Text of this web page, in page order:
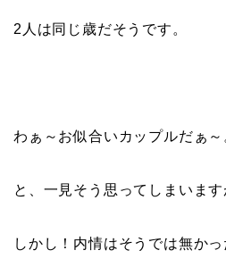
2人は同じ歳だそうです。
わぁ～お似合いカップルだぁ～
と、一見そう思ってしまいます
しかし！内情はそうでは無かっ